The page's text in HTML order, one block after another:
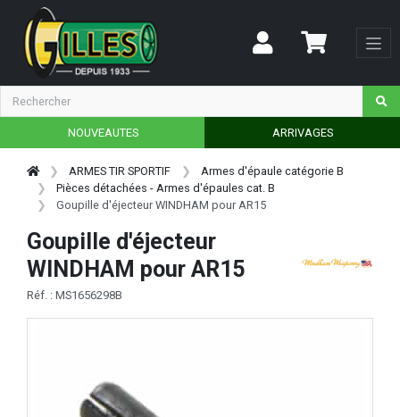
NOUVEAUTES ARRIVAGES
ARMES TIR SPORTIF
Armes d'épaule catégorie B
Pièces détachées - Armes d'épaules cat. B
Goupille d'éjecteur WINDHAM pour AR15
Goupille d'éjecteur
WINDHAM pour AR15
Réf. : MS1656298B